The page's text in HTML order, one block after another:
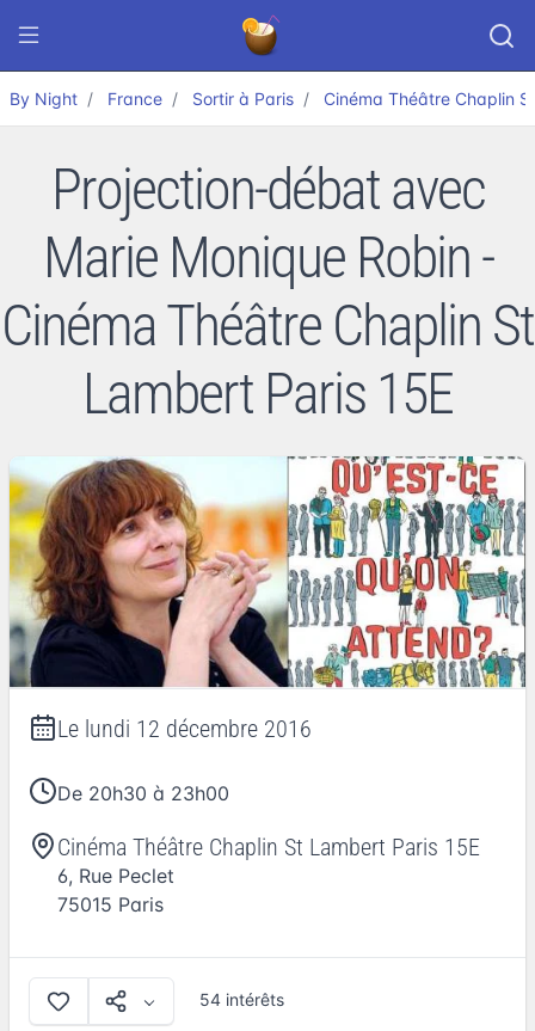
By Night France Sortir à Paris Cinéma Théâtre Chaplin
Projection-débat avec
Marie Monique Robin -
Cinéma Théâtre Chaplin St
Lambert Paris 15E
Le lundi 12 décembre 2016
De 20h30 à 23h00
Cinéma Théâtre Chaplin St Lambert Paris 15E
6, Rue Peclet
75015 Paris
54 intérêts